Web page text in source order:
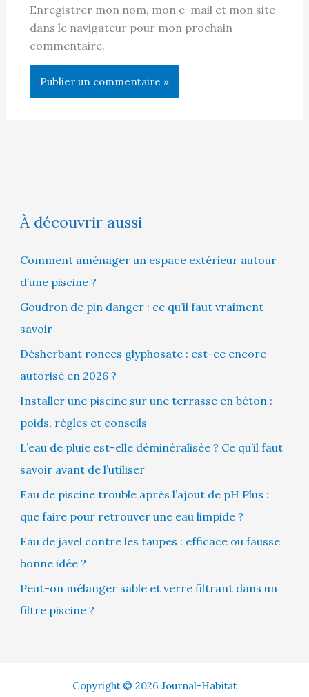
Enregistrer mon nom, mon e-mail et mon site
dans le navigateur pour mon prochain
commentaire.
À découvrir aussi
Comment aménager un espace extérieur autour
d’une piscine ?
Goudron de pin danger : ce qu’il faut vraiment
savoir
Désherbant ronces glyphosate : est-ce encore
autorisé en 2026 ?
Installer une piscine sur une terrasse en béton :
poids, règles et conseils
L’eau de pluie est-elle déminéralisée ? Ce qu’il faut
savoir avant de l’utiliser
Eau de piscine trouble après l’ajout de pH Plus :
que faire pour retrouver une eau limpide ?
Eau de javel contre les taupes : efficace ou fausse
bonne idée ?
Peut-on mélanger sable et verre filtrant dans un
filtre piscine ?
Copyright © 2026 Journal-Habitat